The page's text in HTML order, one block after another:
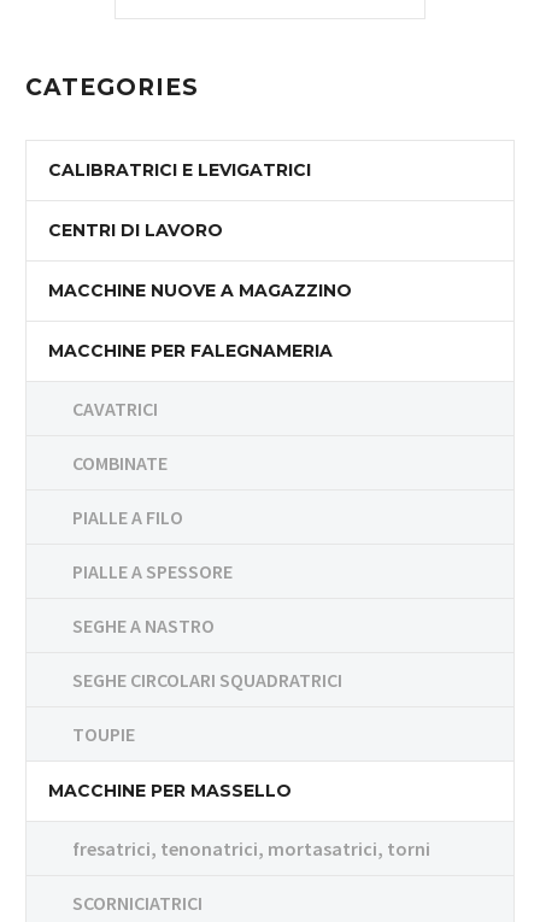
CATEGORIES
CALIBRATRICI E LEVIGATRICI
CENTRI DI LAVORO
MACCHINE NUOVE A MAGAZZINO
MACCHINE PER FALEGNAMERIA
CAVATRICI
COMBINATE
PIALLE A FILO
PIALLE A SPESSORE
SEGHE A NASTRO
SEGHE CIRCOLARI SQUADRATRICI
TOUPIE
MACCHINE PER MASSELLO
fresatrici, tenonatrici, mortasatrici, torni
SCORNICIATRICI